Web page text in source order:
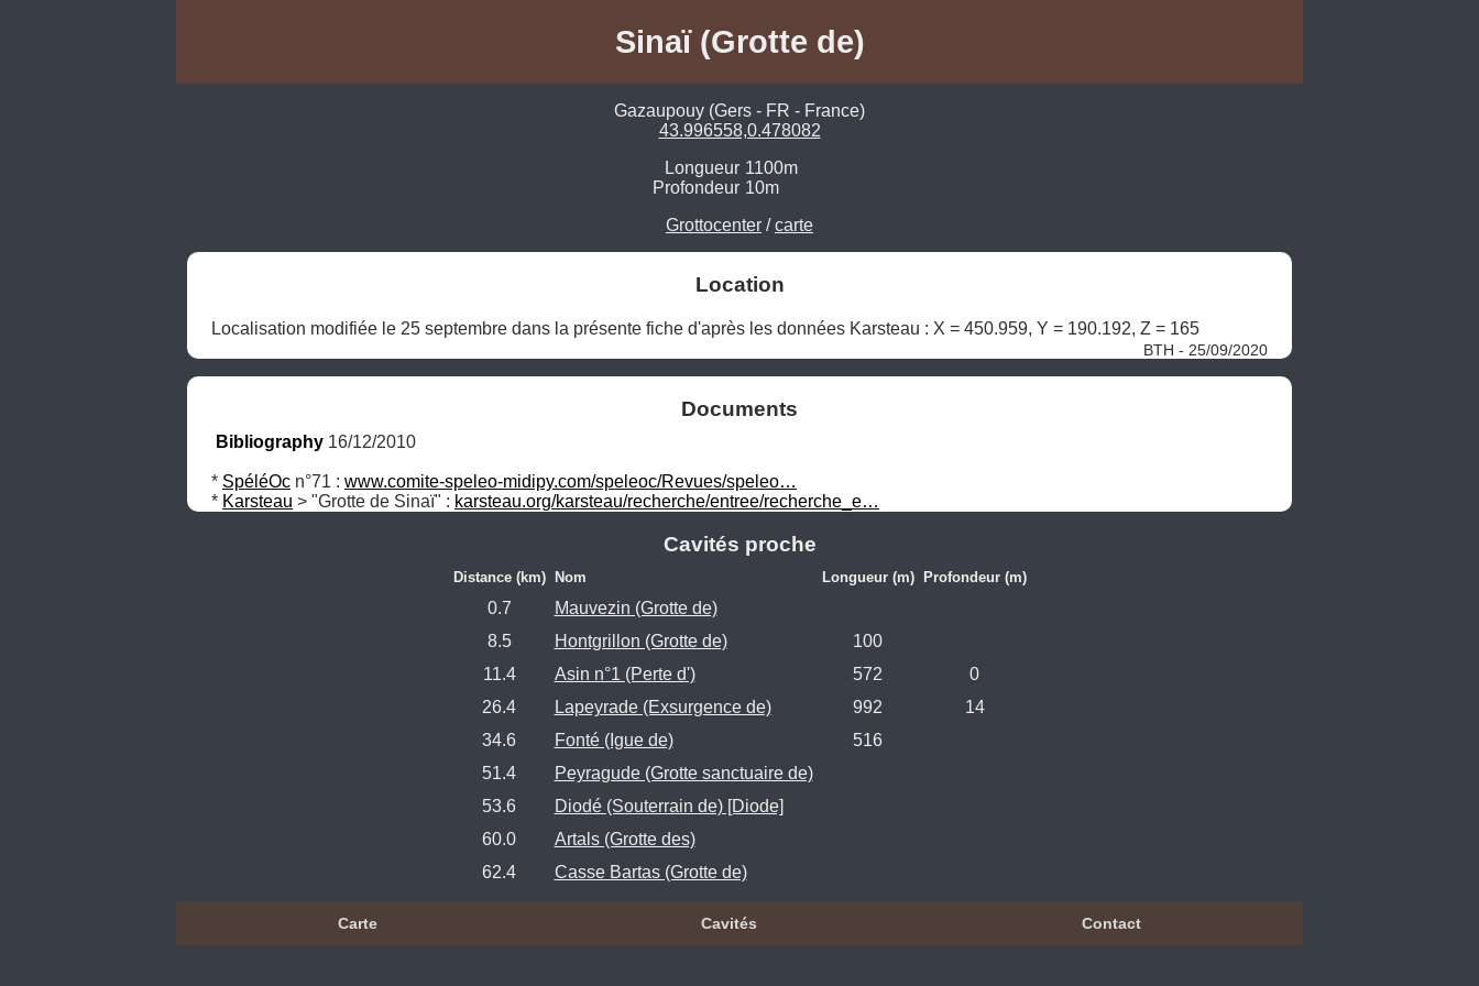
Sinaï (Grotte de)
Gazaupouy (Gers - FR - France)
43.996558,0.478082
Longueur 1100m
Profondeur 10m
Grottocenter /carte
Location
Localisation modifiée le 25 septembre dans la présente fiche d'après les données Karsteau : X = 450.959, Y = 190.192, Z = 165
BTH - 25/09/2020
Documents
Bibliography 16/12/2010
* SpéléOc n°71 : www.comite-speleo-midipy.com/speleoc/Revues/speleo…
* Karsteau > "Grotte de Sinaï" : karsteau.org/karsteau/recherche/entree/recherche_e…
Cavités proche
Distance (km) Nom Longueur (m) Profondeur (m)
0.7
Mauvezin (Grotte de)
8.5
Hontgrillon (Grotte de)
100
11.4
Asin n°1 (Perte d') 572
0
26.4
Lapeyrade (Exsurgence de) 992
14
34.6
Fonté (Igue de)
516
51.4
Peyragude (Grotte sanctuaire de)
53.6
Diodé (Souterrain de) [Diode]
60.0
Artals (Grotte des)
62.4
Casse Bartas (Grotte de)
Carte Cavités Contact